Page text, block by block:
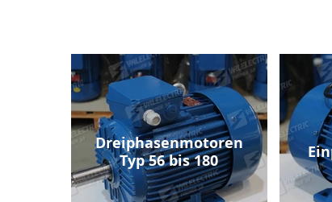
Dreiphasenmotoren
Typ 56 bis 180